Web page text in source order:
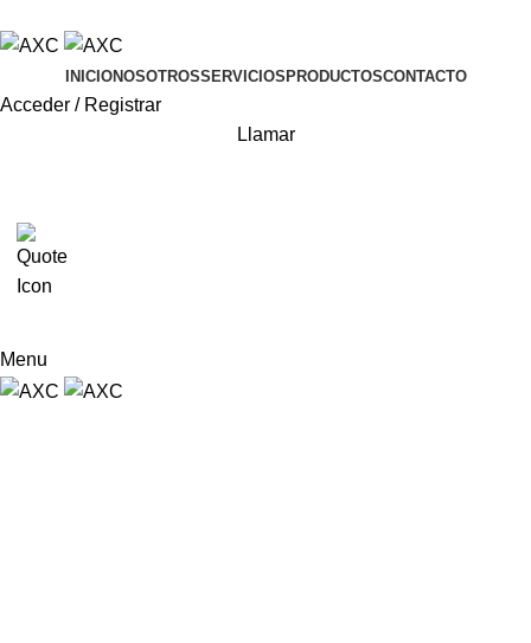
INICIONOSOTROSSERVICIOS PRODUCTOSCONTACTO
Acceder / Registrar
Llamar
Menu